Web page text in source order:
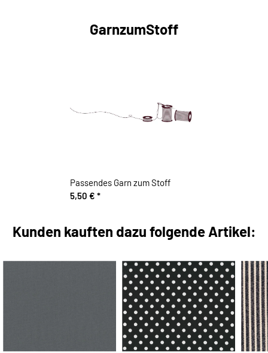
GarnzumStoff
Passendes Garn zum Stoff
5,50 € *
Kunden kauften dazu folgende Artikel: